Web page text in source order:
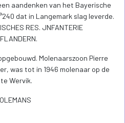
aandenken van het Bayerische
dat in Langemark slag leverde.
RES. JNFANTERIE
Molenaarszoon Pierre
was tot in 1946 molenaar op de
Wervik.